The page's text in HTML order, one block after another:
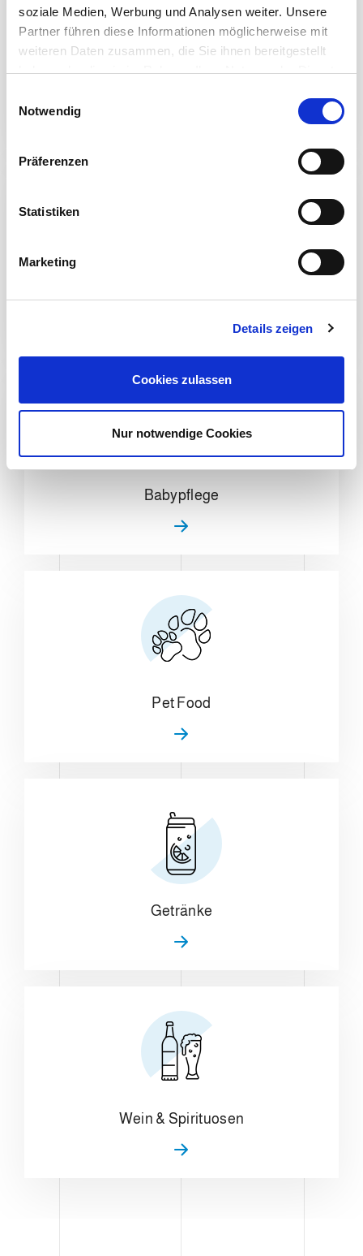
soziale Medien, Werbung und Analysen weiter. Unsere
Partner führen diese Informationen möglicherweise mit
weiteren Daten zusammen, die Sie ihnen bereitgestellt
haben oder die sie im Rahmen Ihrer Nutzung der Dienste
l
Notwendig
Präferenzen
Statistiken
Marketing
Details zeigen
Cookies zulassen
Nur notwendige Cookies
Babypflege
Pet Food
Getränke
Wein & Spirituosen